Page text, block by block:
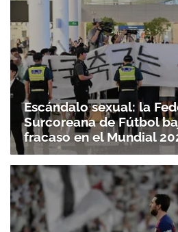
Escándalo sexual: la
Surcoreana de Fútbol
fracaso en el Mundial